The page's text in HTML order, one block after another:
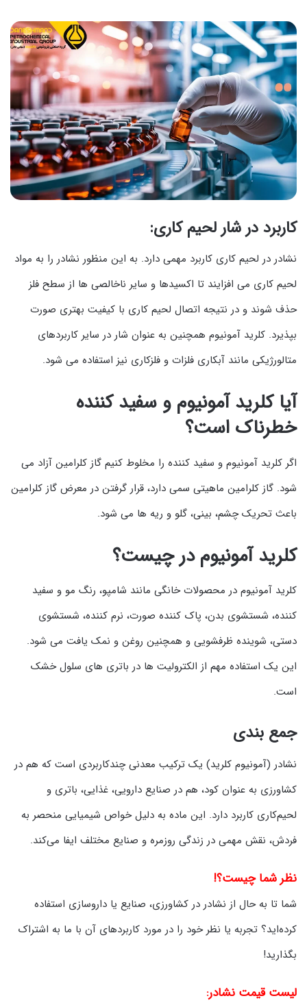
کاربرد در شار لحیم کاری:
نشادر در لحیم کاری کاربرد مهمی دارد. به این منظور نشادر را به مواد
لحیم کاری می افزایند تا اکسیدها و سایر ناخالصی ها از سطح فلز
حذف شوند و در نتیجه اتصال لحیم کاری با کیفیت بهتری صورت
بپذیرد. کلرید آمونیوم همچنین به عنوان شار در سایر کاربردهای
متالورژیکی مانند آبکاری فلزات و فلزکاری نیز استفاده می شود.
آیا کلرید آمونیوم و سفید کننده
خطرناک است؟
اگر کلرید آمونیوم و سفید کننده را مخلوط کنیم گاز کلرامین آزاد می
شود. گاز کلرامین ماهیتی سمی دارد، قرار گرفتن در معرض گاز کلرامین
باعث تحریک چشم، بینی، گلو و ریه ها می شود.
کلرید آمونیوم در چیست؟
کلرید آمونیوم در محصولات خانگی مانند شامپو، رنگ مو و سفید
کننده، شستشوی بدن، پاک کننده صورت، نرم کننده، شستشوی
دستی، شوینده ظرفشویی و همچنین روغن و نمک یافت می شود.
این یک استفاده مهم از الکترولیت ها در باتری های سلول خشک
است.
جمع‌ بندی
نشادر (آمونیوم کلرید) یک ترکیب معدنی چندکاربردی است که هم در
کشاورزی به عنوان کود، هم در صنایع دارویی، غذایی، باتری و
لحیم‌کاری کاربرد دارد. این ماده به دلیل خواص شیمیایی منحصر به
فردش، نقش مهمی در زندگی روزمره و صنایع مختلف ایفا می‌کند.
نظر شما چیست؟!
شما تا به حال از نشادر در کشاورزی، صنایع یا داروسازی استفاده
کرده‌اید؟ تجربه یا نظر خود را در مورد کاربردهای آن با ما به اشتراک
بگذارید!
لیست قیمت نشادر: